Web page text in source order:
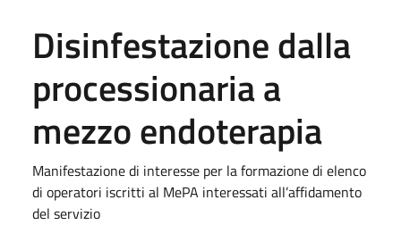
Disinfestazione dalla
processionaria a
mezzo endoterapia
Manifestazione di interesse per la formazione di elenco
di operatori iscritti al MePA interessati all’affidamento
del servizio